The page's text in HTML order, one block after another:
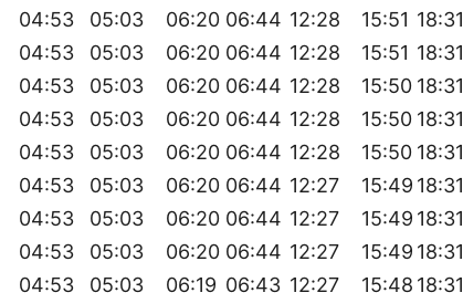
04:53 05:03 06:20 06:44 12:28 15:51 18:31
04:53 05:03 06:20 06:44 12:28 15:51 18:31
04:53 05:03 06:20 06:44 12:28 15:50 18:31
04:53 05:03 06:20 06:44 12:28 15:50 18:31
04:53 05:03 06:20 06:44 12:28 15:50 18:31
04:53 05:03 06:20 06:44 12:27 15:49 18:31
04:53 05:03 06:20 06:44 12:27 15:49 18:31
04:53 05:03 06:20 06:44 12:27 15:49 18:31
04:53 05:03 06:19 06:43 12:27 15:48 18:31